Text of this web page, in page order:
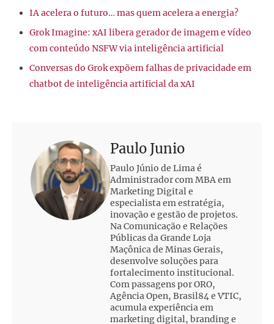
IA acelera o futuro… mas quem acelera a energia?
Grok Imagine: xAI libera gerador de imagem e vídeo
com conteúdo NSFW via inteligência artificial
Conversas do Grok expõem falhas de privacidade em
chatbot de inteligência artificial da xAI
Paulo Junio
Paulo Júnio de Lima é
Administrador com MBA em
Marketing Digital e
especialista em estratégia,
inovação e gestão de projetos.
Na Comunicação e Relações
Públicas da Grande Loja
Maçônica de Minas Gerais,
desenvolve soluções para
fortalecimento institucional.
Com passagens por ORO,
Agência Open, Brasil84 e VTIC,
acumula experiência em
marketing digital, branding e